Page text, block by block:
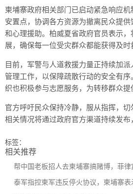
柬埔寨政府相关部门已启动紧急响应
安置点，协调各方资源为撤离民众提
和心理援助。柏威夏省政府官员表示
展，确保每一位受灾群众都能获得及时
目前，军警与人道救援力量正持续加
管理工作，以保障疏散行动的安全有序
织也积极参与志愿服务，为转移群众提
官方呼吁民众保持冷静，服从指挥，切
相关情况将通过政府官方渠道持续发布
标签：
相关推荐
帮中国老板招人去柬埔寨搞赌博，菲律
泰军指控柬军违反停火协议，柬埔寨表